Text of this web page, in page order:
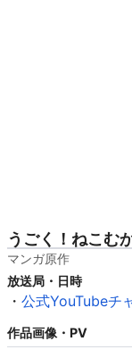
うごく！ねこむ
マンガ原作
放送局・日時
・ 公式YouTubeチ
作品画像・PV